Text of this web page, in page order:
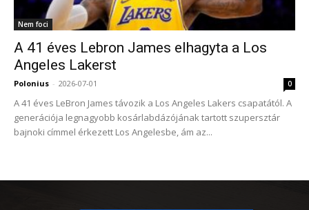
Nem foci
A 41 éves Lebron James elhagyta a Los
Angeles Lakerst
Polonius - 2026-07-01 0
A 41 éves LeBron James távozik a Los Angeles Lakers csapatától. A
generációja legnagyobb kosárlabdázójának tartott szupersztár
bajnoki címmel érkezett Los Angelesbe, ám az...